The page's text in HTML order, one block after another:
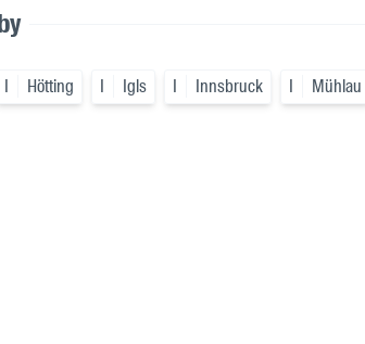
I Hötting I Igls I Innsbruck I Mühlau